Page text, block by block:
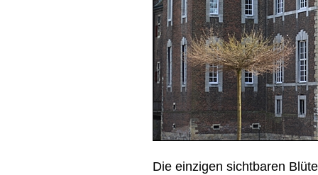
Die einzigen sichtbaren